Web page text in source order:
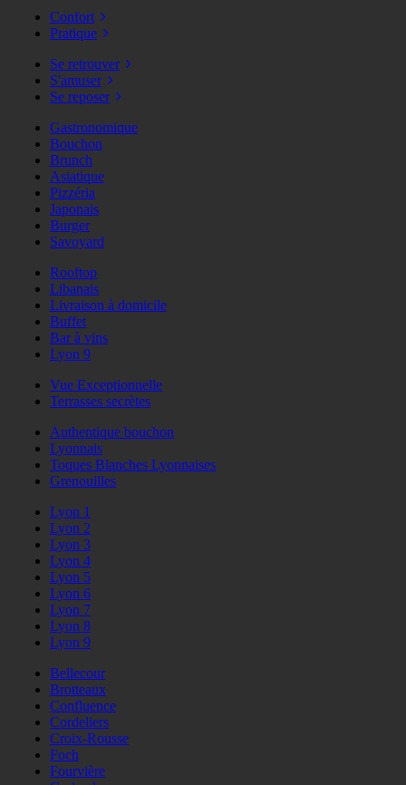
Confort
Pratique
Se retrouver
S'amuser
Se reposer
Gastronomique
Bouchon
Brunch
Asiatique
Pizzéria
Japonais
Burger
Savoyard
Rooftop
Libanais
Livraison à domicile
Buffet
Bar à vins
Lyon 9
Vue Exceptionnelle
Terrasses secrètes
Authentique bouchon
Lyonnais
Toques Blanches Lyonnaises
Grenouilles
Lyon 1
Lyon 2
Lyon 3
Lyon 4
Lyon 5
Lyon 6
Lyon 7
Lyon 8
Lyon 9
Bellecour
Brotteaux
Confluence
Cordeliers
Croix-Rousse
Foch
Fourvière